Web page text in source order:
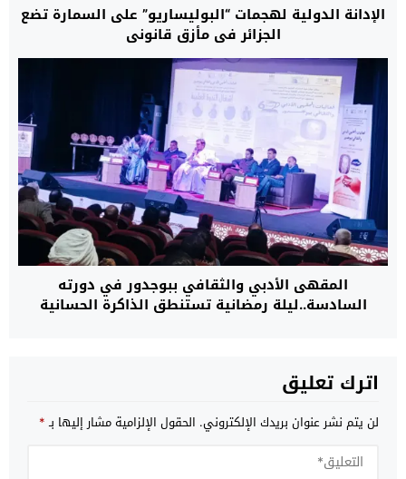
الإدانة الدولية لهجمات “البوليساريو” على السمارة تضع
الجزائر في مأزق قانوني
المقهى الأدبي والثقافي ببوجدور في دورته
السادسة..ليلة رمضانية تستنطق الذاكرة الحسانية
اترك تعليق
لن يتم نشر عنوان بريدك الإلكتروني. الحقول الإلزامية مشار إليها بـ*